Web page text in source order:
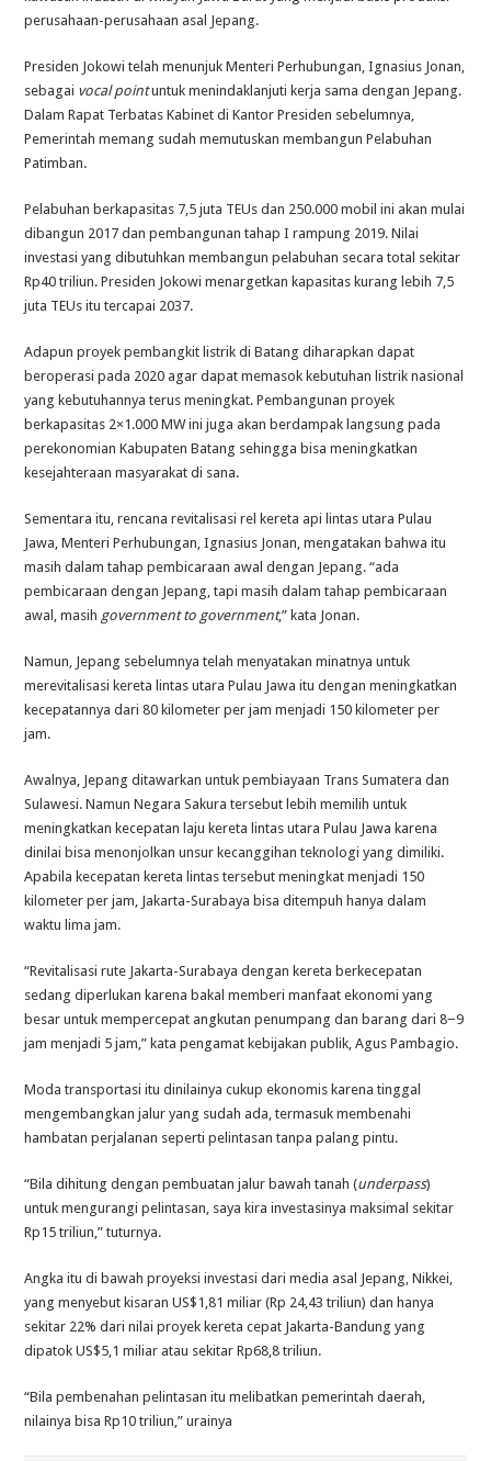
perusahaan-perusahaan asal Jepang.
Presiden Jokowi telah menunjuk Menteri Perhubungan, Ignasius Jonan,
sebagai vocal pointuntuk menindaklanjuti kerja sama dengan Jepang.
Dalam Rapat Terbatas Kabinet di Kantor Presiden sebelumnya,
Pemerintah memang sudah memutuskan membangun Pelabuhan
Patimban.
Pelabuhan berkapasitas 7,5 juta TEUs dan 250.000 mobil ini akan mulai
dibangun 2017 dan pembangunan tahap I rampung 2019. Nilai
investasi yang dibutuhkan membangun pelabuhan secara total sekitar
Rp40 triliun. Presiden Jokowi menargetkan kapasitas kurang lebih 7,5
juta TEUs itu tercapai 2037.
Adapun proyek pembangkit listrik di Batang diharapkan dapat
beroperasi pada 2020 agar dapat memasok kebutuhan listrik nasional
yang kebutuhannya terus meningkat. Pembangunan proyek
berkapasitas 2×1.000 MW ini juga akan berdampak langsung pada
perekonomian Kabupaten Batang sehingga bisa meningkatkan
kesejahteraan masyarakat di sana.
Sementara itu, rencana revitalisasi rel kereta api lintas utara Pulau
Jawa, Menteri Perhubungan, Ignasius Jonan, mengatakan bahwa itu
masih dalam tahap pembicaraan awal dengan Jepang. “ada
pembicaraan dengan Jepang, tapi masih dalam tahap pembicaraan
awal, masih government to government,” kata Jonan.
Namun, Jepang sebelumnya telah menyatakan minatnya untuk
merevitalisasi kereta lintas utara Pulau Jawa itu dengan meningkatkan
kecepatannya dari 80 kilometer per jam menjadi 150 kilometer per
jam.
Awalnya, Jepang ditawarkan untuk pembiayaan Trans Sumatera dan
Sulawesi. Namun Negara Sakura tersebut lebih memilih untuk
meningkatkan kecepatan laju kereta lintas utara Pulau Jawa karena
dinilai bisa menonjolkan unsur kecanggihan teknologi yang dimiliki.
Apabila kecepatan kereta lintas tersebut meningkat menjadi 150
kilometer per jam, Jakarta-Surabaya bisa ditempuh hanya dalam
waktu lima jam.
“Revitalisasi rute Jakarta-Surabaya dengan kereta berkecepatan
sedang diperlukan karena bakal memberi manfaat ekonomi yang
besar untuk mempercepat angkutan penumpang dan barang dari 8−9
jam menjadi 5 jam,” kata pengamat kebijakan publik, Agus Pambagio.
Moda transportasi itu dinilainya cukup ekonomis karena tinggal
mengembangkan jalur yang sudah ada, termasuk membenahi
hambatan perjalanan seperti pelintasan tanpa palang pintu.
“Bila dihitung dengan pembuatan jalur bawah tanah (underpass)
untuk mengurangi pelintasan, saya kira investasinya maksimal sekitar
Rp15 triliun,” tuturnya.
Angka itu di bawah proyeksi investasi dari media asal Jepang, Nikkei,
yang menyebut kisaran US$1,81 miliar (Rp 24,43 triliun) dan hanya
sekitar 22% dari nilai proyek kereta cepat Jakarta-Bandung yang
dipatok US$5,1 miliar atau sekitar Rp68,8 triliun.
“Bila pembenahan pelintasan itu melibatkan pemerintah daerah,
nilainya bisa Rp10 triliun,” urainya